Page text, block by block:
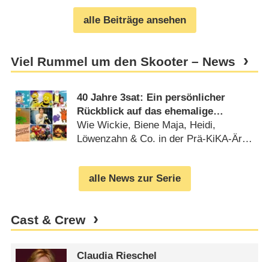
alle Beiträge ansehen
Viel Rummel um den Skooter – News
40 Jahre 3sat: Ein persönlicher
Rückblick auf das ehemalige
Kinderprogramm des Kultursenders
Wie Wickie, Biene Maja, Heidi,
Löwenzahn & Co. in der Prä-KiKA-Ära
(07.12.2024)
alle News zur Serie
Cast & Crew
Claudia Rieschel